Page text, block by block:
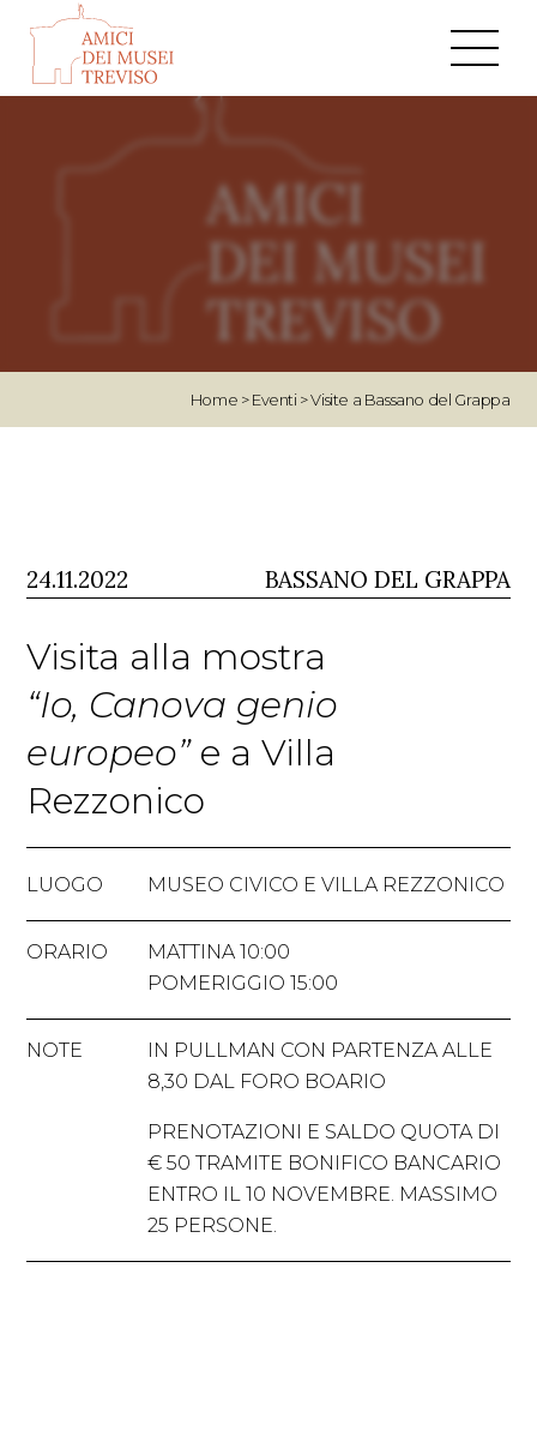
Home >Eventi>Visite a Bassano del Grappa
24.11.2022 BASSANO DEL GRAPPA
Visita alla mostra
“Io, Canova genio
europeo” e a Villa
Rezzonico
LUOGO MUSEO CIVICO E VILLA REZZONICO
ORARIO
MATTINA 10:00
POMERIGGIO 15:00
NOTE
IN PULLMAN CON PARTENZA ALLE
8,30 DAL FORO BOARIO
PRENOTAZIONI E SALDO QUOTA DI
€ 50 TRAMITE BONIFICO BANCARIO
ENTRO IL 10 NOVEMBRE. MASSIMO
25 PERSONE.